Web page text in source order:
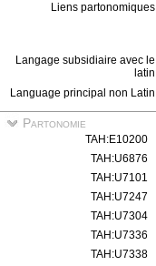
Liens partonomiques
Langage subsidiaire avec le
latin
Language principal non Latin
Partonomie
TAH:E10200
TAH:U6876
TAH:U7101
TAH:U7247
TAH:U7304
TAH:U7336
TAH:U7338